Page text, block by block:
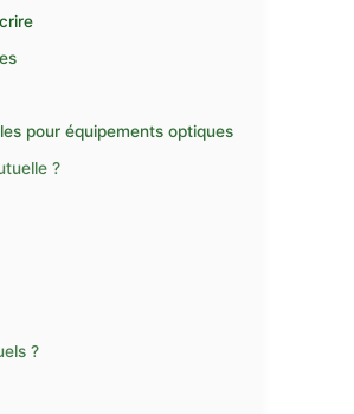
pour équipements optiques
?
?